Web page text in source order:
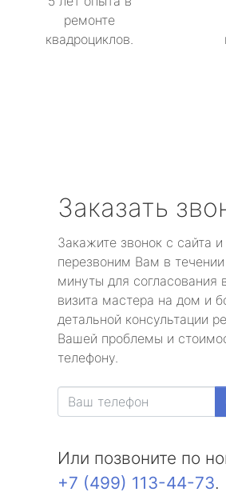
ремонте
квадроциклов.
Заказать
Закажите звонок с сайта
перезвоним Вам в
минуты для согласования
визита мастера на дом и
детальной консультации
Вашей проблемы и
телефону.
Или позвоните по
+7 (499) 113-44-73.